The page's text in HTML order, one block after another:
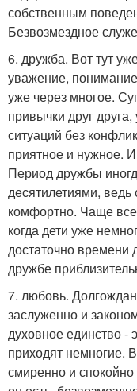
собственным
Безвозмездное
6. дружба. Вот тут
уважение,
уже через многое.
привычки друг
ситуаций без
приятное и нужное.
Период дружбы
десятилетиями, ведь
комфортно. Чаще
когда дети уже
достаточно времени
дружбе
7. любовь.
заслуженно и
духовное единство -
приходят немногие.
смиренно и спокойно